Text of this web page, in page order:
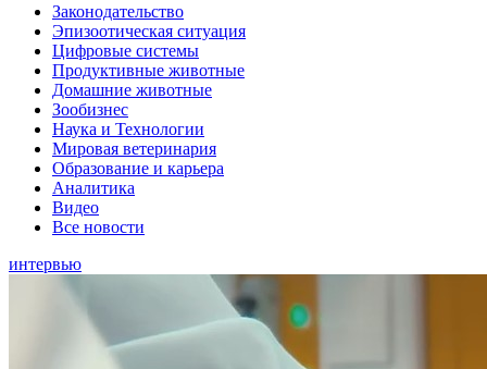
Законодательство
Эпизоотическая ситуация
Цифровые системы
Продуктивные животные
Домашние животные
Зообизнес
Наука и Технологии
Мировая ветеринария
Образование и карьера
Аналитика
Видео
Все новости
интервью